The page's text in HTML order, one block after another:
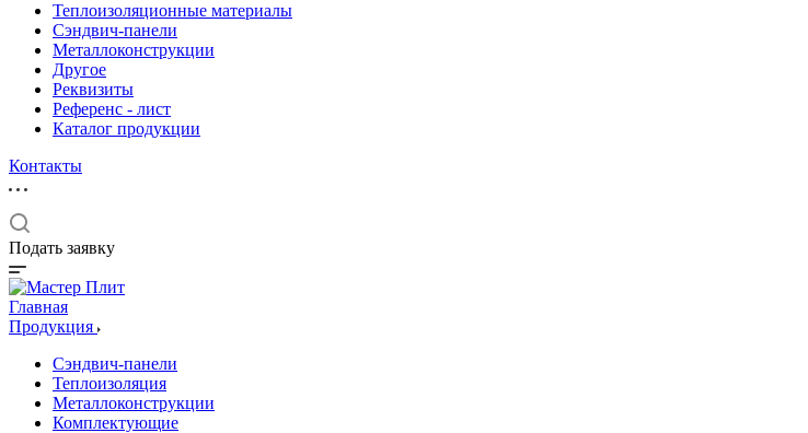
Теплоизоляционные материалы
Сэндвич-панели
Металлоконструкции
Другое
Реквизиты
Референс - лист
Каталог продукции
Контакты
Подать заявку
Главная
Продукция
Сэндвич-панели
Теплоизоляция
Металлоконструкции
Комплектующие